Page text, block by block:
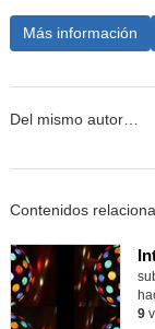
Más información
Del mismo autor…
Contenidos
9